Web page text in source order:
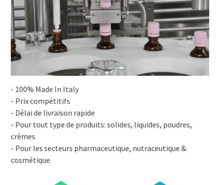
- 100% Made In Italy
- Prix compétitifs
- Délai de livraison rapide
- Pour tout type de produits: solides, liquides, poudres,
crèmes
- Pour les secteurs pharmaceutique, nutraceutique &
cosmétique.